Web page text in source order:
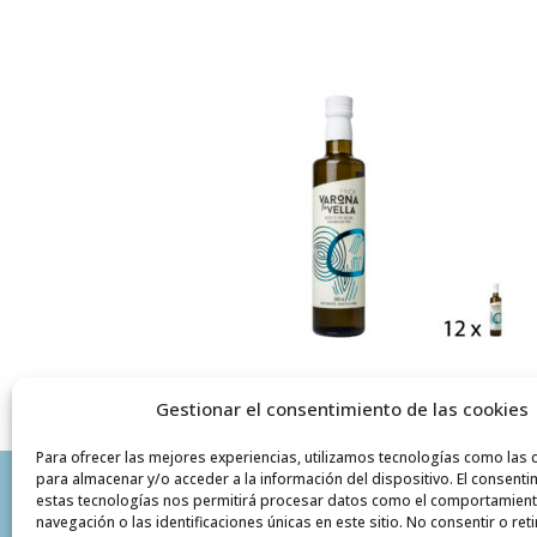
Gestionar el consentimiento de las cookies
Para ofrecer las mejores experiencias, utilizamos tecnologías como las
para almacenar y/o acceder a la información del dispositivo. El
estas tecnologías nos permitirá procesar datos como el
navegación o las identificaciones únicas en este sitio. No consentir o
VARONA LA VELLA
Pol. Ind. Santa Bárbara
INFORMACIÓN